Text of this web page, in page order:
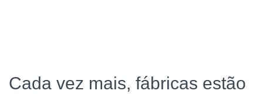
Cada vez mais, fábricas estão